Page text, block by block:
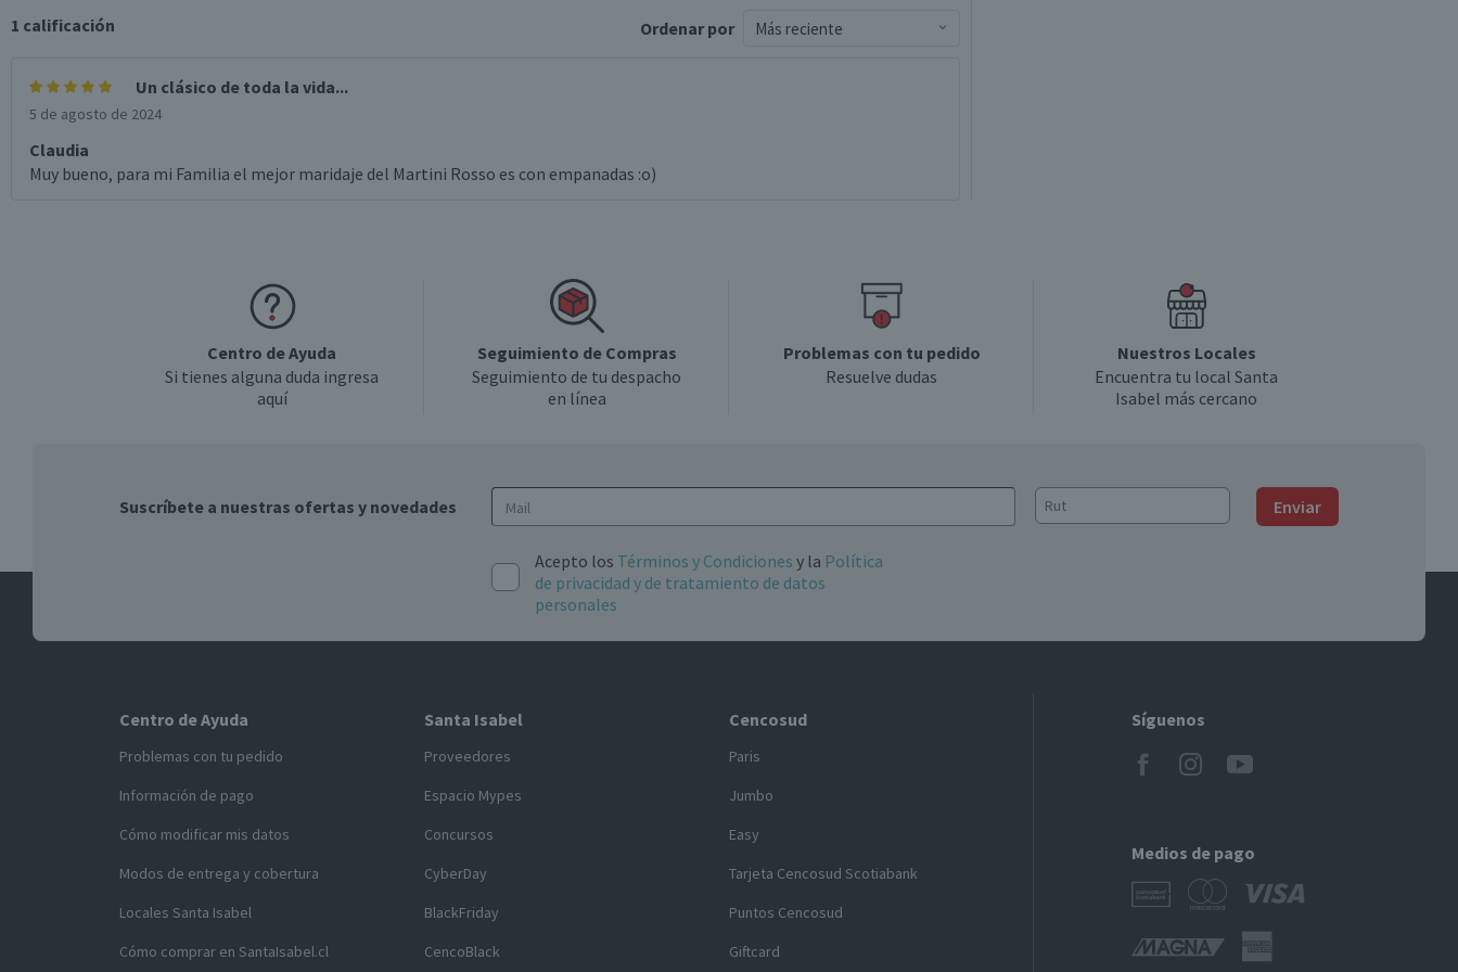
1 calificación Ordenar por Más reciente
Un clásico de toda la vida...
5 de agosto de 2024
Claudia
Muy bueno, para mi Familia el mejor maridaje del Martini Rosso es con empanadas :o)
Centro de Ayuda
Si tienes alguna duda ingresa
aquí
Seguimiento de Compras
Seguimiento de tu despacho
en línea
Problemas con tu pedido
Resuelve dudas
Nuestros Locales
Encuentra tu local Santa
Isabel más cercano
Suscríbete a nuestras ofertas y novedades Enviar
Acepto los Términos y Condiciones y la Política
de privacidad y de tratamiento de datos
personales
Centro de Ayuda
Problemas con tu pedido
Información de pago
Cómo modificar mis datos
Modos de entrega y cobertura
Locales Santa Isabel
Cómo comprar en SantaIsabel.cl
Santa Isabel
Proveedores
Espacio Mypes
Concursos
CyberDay
BlackFriday
CencoBlack
Cencosud
Paris
Jumbo
Easy
Tarjeta Cencosud Scotiabank
Puntos Cencosud
Giftcard
Síguenos
Medios de pago